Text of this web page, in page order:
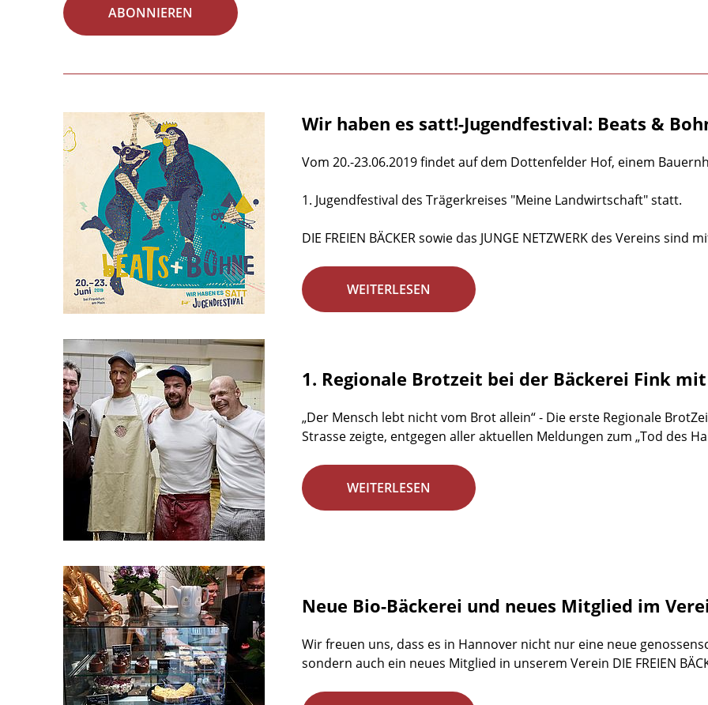
ABONNIEREN
Wir haben es satt!-Jugendfestival: Beats &
Vom 20.-23.06.2019 findet auf dem Dottenfelder Hof, einem
1. Jugendfestival des Trägerkreises "Meine Landwirtschaft" statt.
DIE FREIEN BÄCKER sowie das JUNGE NETZWERK des Vereins sind
WEITERLESEN
1. Regionale Brotzeit bei der Bäckerei Fink
„Der Mensch lebt nicht vom Brot allein“ - Die erste Regionale
Strasse zeigte, entgegen aller aktuellen Meldungen zum „Tod des
WEITERLESEN
Neue Bio-Bäckerei und neues Mitglied im
Wir freuen uns, dass es in Hannover nicht nur eine neue
sondern auch ein neues Mitglied in unserem Verein DIE FREIEN